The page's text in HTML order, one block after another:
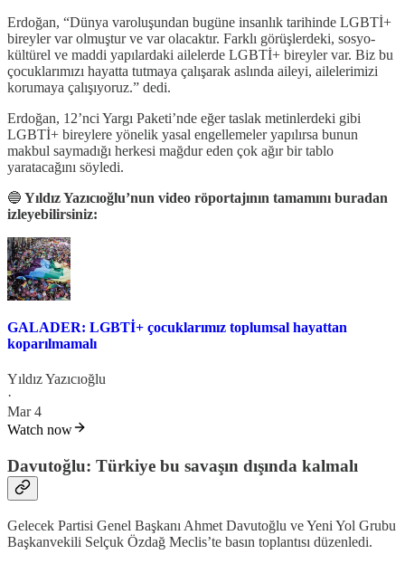
Erdoğan, “Dünya varoluşundan bugüne insanlık tarihinde LGBTİ+
bireyler var olmuştur ve var olacaktır. Farklı görüşlerdeki, sosyo-
kültürel ve maddi yapılardaki ailelerde LGBTİ+ bireyler var. Biz bu
çocuklarımızı hayatta tutmaya çalışarak aslında aileyi, ailelerimizi
korumaya çalışıyoruz.” dedi.
Erdoğan, 12’nci Yargı Paketi’nde eğer taslak metinlerdeki gibi
LGBTİ+ bireylere yönelik yasal engellemeler yapılırsa bunun
makbul saymadığı herkesi mağdur eden çok ağır bir tablo
yaratacağını söyledi.
🔵 Yıldız Yazıcıoğlu’nun video röportajının tamamını buradan
izleyebilirsiniz:
GALADER: LGBTİ+ çocuklarımız toplumsal hayattan
koparılmamalı
Yıldız Yazıcıoğlu
·
Mar 4
Watch now
Davutoğlu: Türkiye bu savaşın dışında kalmalı
Gelecek Partisi Genel Başkanı Ahmet Davutoğlu ve Yeni Yol Grubu
Başkanvekili Selçuk Özdağ Meclis’te basın toplantısı düzenledi.